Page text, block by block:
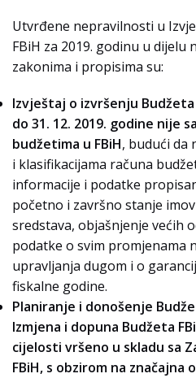
Utvrđene nepravilnosti u
FBiH za 2019. godinu u dijelu
zakonima i propisima su:
Izvještaj o izvršenju
do 31. 12. 2019. godine nije
budžetima u FBiH, budući da
i klasifikacijama računa
informacije i podatke
početno i završno stanje
sredstava, objašnjenje većih
podatke o svim promjenama
upravljanja dugom i o
fiskalne godine.
Planiranje i donošenje
Izmjena i dopuna Budžeta
cijelosti vršeno u skladu sa
FBiH, s obzirom na značajna